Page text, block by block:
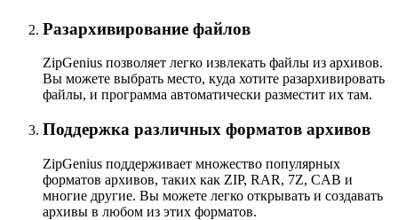
Разархивирование файлов
ZipGenius позволяет легко извлекать файлы из архивов.
Вы можете выбрать место, куда хотите разархивировать
файлы, и программа автоматически разместит их там.
Поддержка различных форматов архивов
ZipGenius поддерживает множество популярных
форматов архивов, таких как ZIP, RAR, 7Z, CAB и
многие другие. Вы можете легко открывать и создавать
архивы в любом из этих форматов.